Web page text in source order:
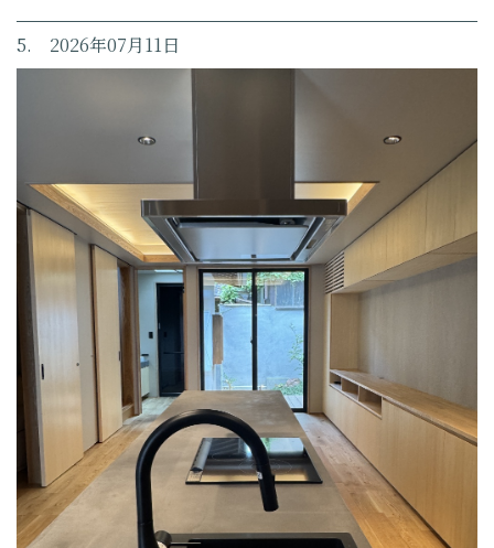
5. 2026年07月11日